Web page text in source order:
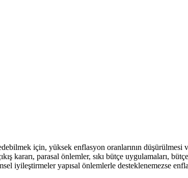
için, yüksek enflasyon oranlarının
kararı, parasal önlemler, sıkı bütçe uygulamaları,
iyileştirmeler yapısal önlemlerle desteklenemezse